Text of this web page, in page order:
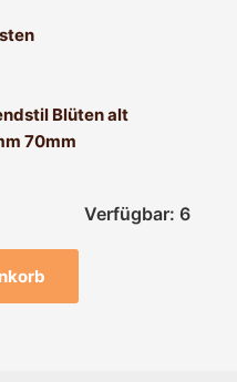
Blüten alt
70mm
Verfügbar: 6